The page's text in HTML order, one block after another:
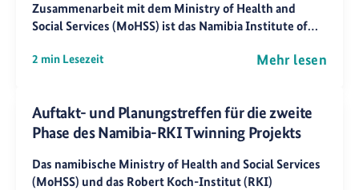
Zusammenarbeit mit dem Ministry of Health and
Social Services (MoHSS) ist das Namibia Institute of…
2 min Lesezeit Mehr lesen
Auftakt- und Planungstreffen für die zweite
Phase des Namibia-RKI Twinning Projekts
Das namibische Ministry of Health and Social Services
(MoHSS) und das Robert Koch-Institut (RKI)